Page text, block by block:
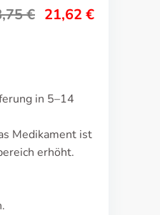
€ 21,62 €
in 5–14
Medikament ist
erhöht.